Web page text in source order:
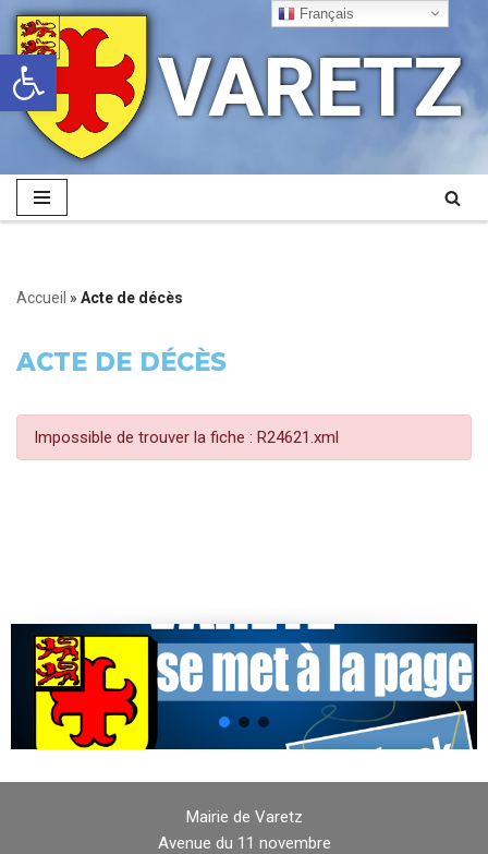
Ouvrir la barre d’outils
Aller
au
contenu
VARETZ
Accueil » Acte de décès
ACTE DE DÉCÈS
Impossible de trouver la fiche : R24621.xml
Mairie de Varetz
Avenue du 11 novembre
Français